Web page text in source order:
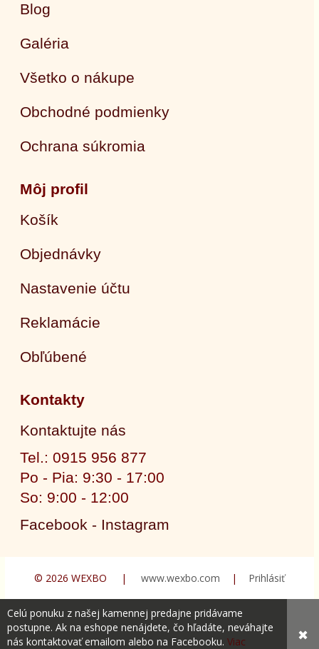
Blog
Galéria
Všetko o nákupe
Obchodné podmienky
Ochrana súkromia
Môj profil
Košík
Objednávky
Nastavenie účtu
Reklamácie
Obľúbené
Kontakty
Kontaktujte nás
Tel.: 0915 956 877
Po - Pia: 9:30 - 17:00
So: 9:00 - 12:00
Facebook - Instagram
© 2026 WEXBO | www.wexbo.com | Prihlásiť
Celú ponuku z našej kamennej predajne pridávame
postupne. Ak na eshope nenájdete, čo hľadáte, neváhajte
nás kontaktovať emailom alebo na Facebooku. Viac ✖